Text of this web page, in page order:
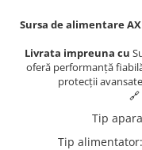
Sursa de alimentare
Livrata impreuna cu
oferă performanță
protecții
🔗
Tip
Tip alimentator: